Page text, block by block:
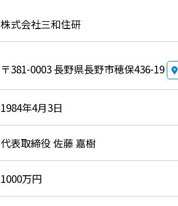
株式会社三和住研
〒381-0003 長野県長野市穂保436-19
1984年4月3日
代表取締役 佐藤 嘉樹
1000万円